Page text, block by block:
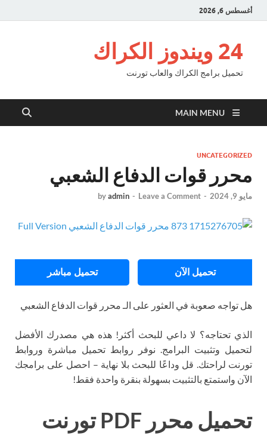
أغسطس 6, 2026
24 ويندوز الكراك
تحميل برامج الكراك والعاب تورنت
MAIN MENU
UNCATEGORIZED
محرر قوات الدفاع الشعبي
مايو 9, 2024 -
byadmin - Leave a Comment
تحميل الآن تحميل مباشر
هل تواجه صعوبة في العثور على الـ محرر قوات الدفاع الشعبي
الذي تحتاجه؟ لا داعي للبحث أكثر! هذه هي مصدرك الأفضل
لتحميل وتثبيت البرامج. نوفر روابط تحميل مباشرة وروابط
تورنت لراحتك. قل وداعًا للبحث بلا نهاية – احصل على برامجك
الآن واستمتع بالتثبيت بسهولة بنقرة واحدة فقط!
تحميل محرر PDF تورنت